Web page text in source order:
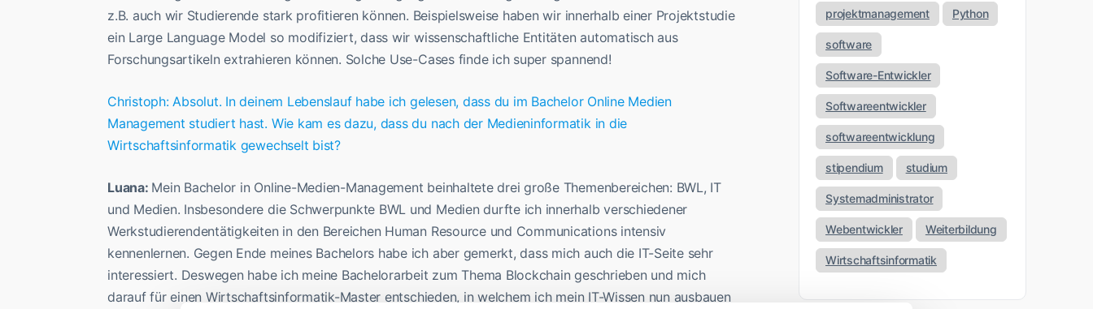
z.B. auch wir Studierende stark profitieren können. Beispielsweise haben wir innerhalb einer Projektstudie
ein Large Language Model so modifiziert, dass wir wissenschaftliche Entitäten automatisch aus
Forschungsartikeln extrahieren können. Solche Use-Cases finde ich super spannend!
Christoph: Absolut. In deinem Lebenslauf habe ich gelesen, dass du im Bachelor Online Medien
Management studiert hast. Wie kam es dazu, dass du nach der Medieninformatik in die
Wirtschaftsinformatik gewechselt bist?
Luana: Mein Bachelor in Online-Medien-Management beinhaltete drei große Themenbereichen: BWL, IT
und Medien. Insbesondere die Schwerpunkte BWL und Medien durfte ich innerhalb verschiedener
Werkstudierendentätigkeiten in den Bereichen Human Resource und Communications intensiv
kennenlernen. Gegen Ende meines Bachelors habe ich aber gemerkt, dass mich auch die IT-Seite sehr
interessiert. Deswegen habe ich meine Bachelorarbeit zum Thema Blockchain geschrieben und mich
darauf für einen Wirtschaftsinformatik-Master entschieden, in welchem ich mein IT-Wissen nun ausbauen
projektmanagement Python
software
Software-Entwickler
Softwareentwickler
softwareentwicklung
stipendium studium
Systemadministrator
Webentwickler Weiterbildung
Wirtschaftsinformatik